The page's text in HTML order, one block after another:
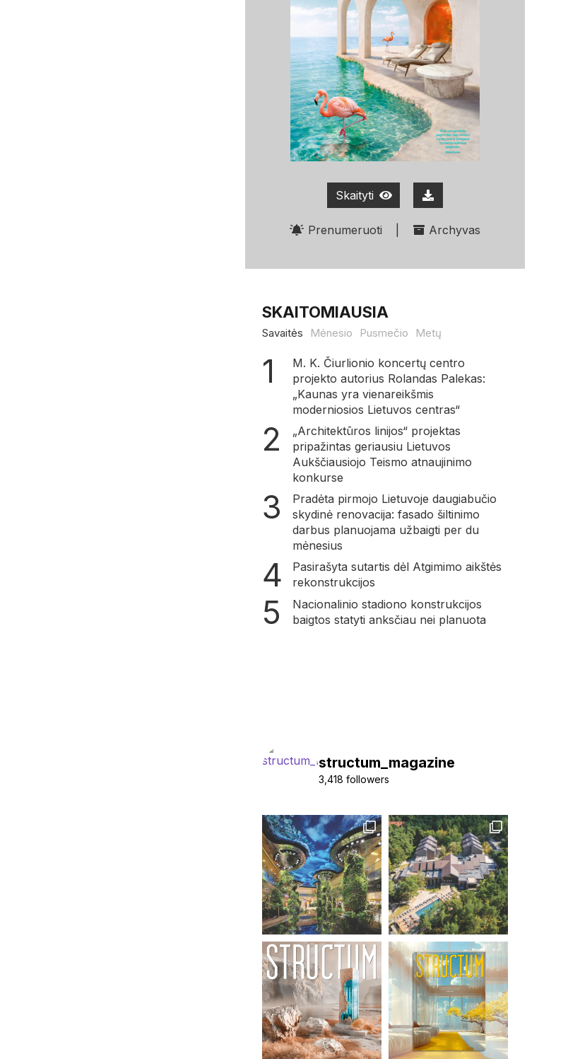
Skaityti
Prenumeruoti Archyvas
SKAITOMIAUSIA
Savaitės Mėnesio Pusmečio Metų
M. K. Čiurlionio koncertų centro
projekto autorius Rolandas Palekas:
„Kaunas yra vienareikšmis
moderniosios Lietuvos centras“
„Architektūros linijos“ projektas
pripažintas geriausiu Lietuvos
Aukščiausiojo Teismo atnaujinimo
konkurse
Pradėta pirmojo Lietuvoje daugiabučio
skydinė renovacija: fasado šiltinimo
darbus planuojama užbaigti per du
mėnesius
Pasirašyta sutartis dėl Atgimimo aikštės
rekonstrukcijos
Nacionalinio stadiono konstrukcijos
baigtos statyti anksčiau nei planuota
structum_magazine
3,418 followers